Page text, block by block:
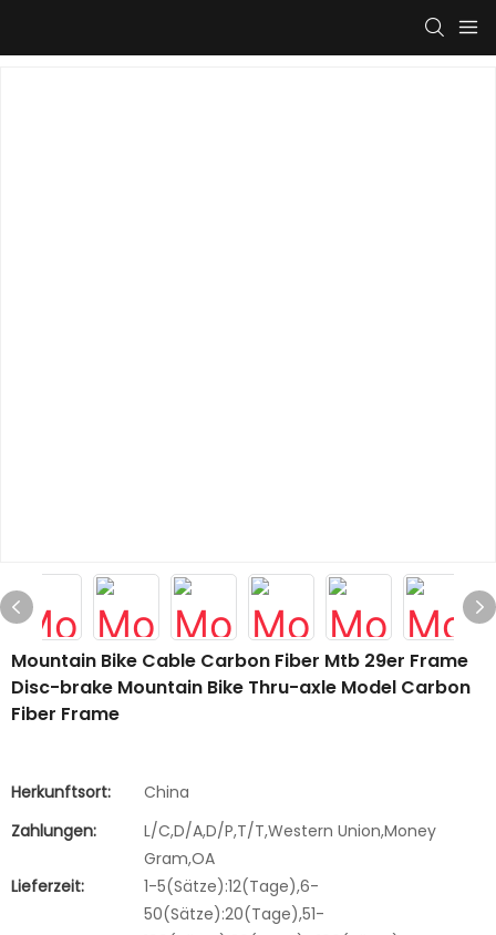
Mountain Bike Cable Carbon Fiber Mtb 29er Frame
Disc-brake Mountain Bike Thru-axle Model Carbon
Fiber Frame
Herkunftsort:
China
Zahlungen:
L/C,D/A,D/P,T/T,Western Union,Money
Gram,OA
Lieferzeit:
1-5(Sätze):12(Tage),6-
50(Sätze):20(Tage),51-